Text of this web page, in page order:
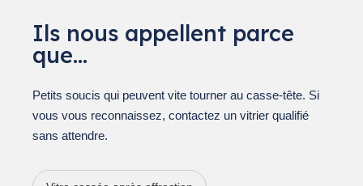
Ils nous appellent parce
que…
Petits soucis qui peuvent vite tourner au casse-tête. Si
vous vous reconnaissez, contactez un vitrier qualifié
sans attendre.